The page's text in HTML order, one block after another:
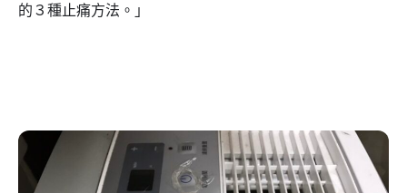
的３種止痛方法。」